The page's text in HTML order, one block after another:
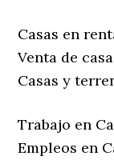
Casas en
Venta de
Casas y
Trabajo en
Empleos en